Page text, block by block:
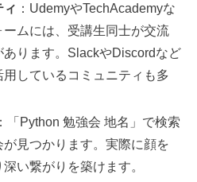
ィ ：UdemyやTechAcademyな
ムには、受講生同士が交流
ります。SlackやDiscordなど
しているコミュニティも多
「Python 勉強会 地名」で検索
見つかります。実際に顔を
い繋がりを築けます。